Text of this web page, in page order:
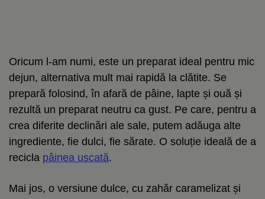
Oricum l-am numi, este un preparat ideal pentru mic
dejun, alternativa mult mai rapidă la clătite. Se
prepară folosind, în afară de pâine, lapte și ouă și
rezultă un preparat neutru ca gust. Pe care, pentru a
crea diferite declinări ale sale, putem adăuga alte
ingrediente, fie dulci, fie sărate. O soluție ideală de a
recicla pâinea uscată.
Mai jos, o versiune dulce, cu zahăr caramelizat și